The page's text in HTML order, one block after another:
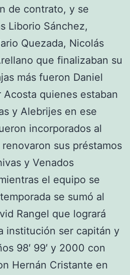
de contrato, y se
Liborio Sánchez,
Quezada, Nicolás
que finalizaban su
más fueron Daniel
quienes estaban
y Alebrijes en ese
incorporados al
sus préstamos
y Venados
el equipo se
se sumó al
Rangel que logrará
institución ser capitán y
98′ 99′ y 2000 con
Hernán Cristante en